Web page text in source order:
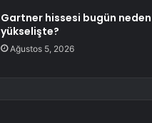
Gartner hissesi bugün neden
yükselişte?
Ağustos 5, 2026